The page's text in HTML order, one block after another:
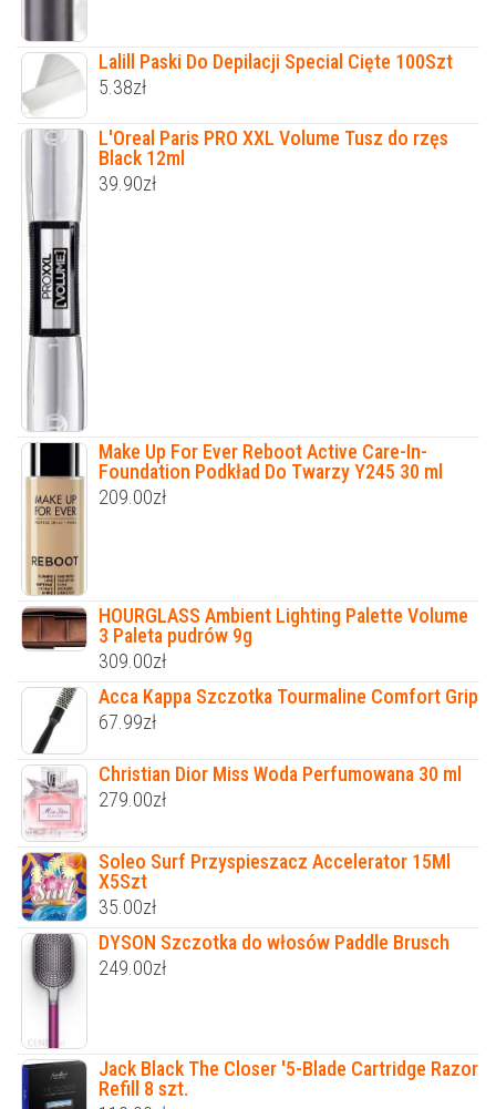
Lalill Paski Do Depilacji Special Cięte 100Szt
5.38zł
L'Oreal Paris PRO XXL Volume Tusz do rzęs
Black 12ml
39.90zł
Make Up For Ever Reboot Active Care-In-
Foundation Podkład Do Twarzy Y245 30 ml
209.00zł
HOURGLASS Ambient Lighting Palette Volume
3 Paleta pudrów 9g
309.00zł
Acca Kappa Szczotka Tourmaline Comfort Grip
67.99zł
Christian Dior Miss Woda Perfumowana 30 ml
279.00zł
Soleo Surf Przyspieszacz Accelerator 15Ml
X5Szt
35.00zł
DYSON Szczotka do włosów Paddle Brusch
249.00zł
Jack Black The Closer '5-Blade Cartridge Razor
Refill 8 szt.